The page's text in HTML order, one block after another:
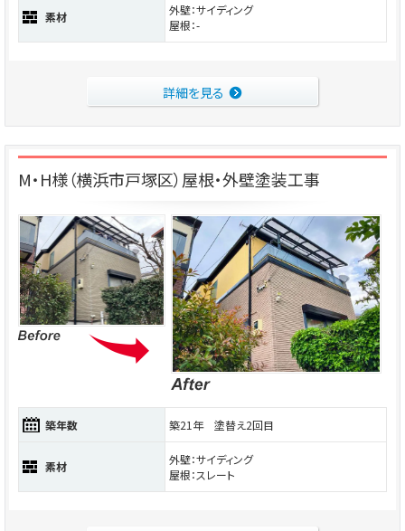
素材
外壁：サイディング
屋根：-
詳細を見る
M・H様（横浜市戸塚区）屋根・外壁塗装工事
築年数 築21年 塗替え2回目
素材
外壁：サイディング
屋根：スレート